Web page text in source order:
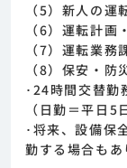
（5）新人の運
（6）運転計画
（7）運転業務
（8）保安・
･24時間交替勤
（日勤＝平日5
･将来、設備保
勤する場合も